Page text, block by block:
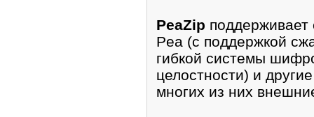
PeaZip
Pea (с поддержкой
гибкой системы
целостности) и
многих из них